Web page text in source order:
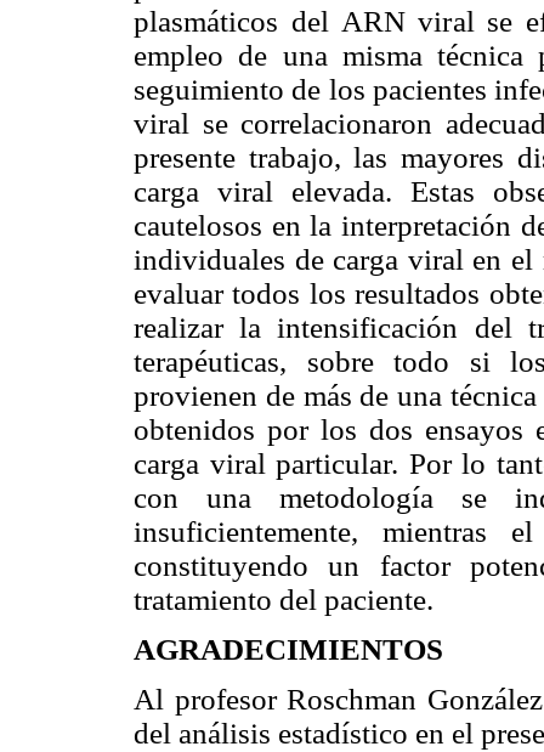
plasmáticos del ARN viral se
empleo de una misma
seguimiento de los pacientes
viral se correlacionaron
presente trabajo, las mayores
carga viral elevada. Estas
cautelosos en la interpretación
individuales de carga viral en el
evaluar todos los resultados
realizar la intensificación del
terapéuticas, sobre todo si
provienen de más de una
obtenidos por los dos ensayos
carga viral particular. Por lo
con una metodología se
insuficientemente,
constituyendo un factor
tratamiento del paciente.
AGRADECIMIENTOS
Al profesor Roschman
del análisis estadístico en el